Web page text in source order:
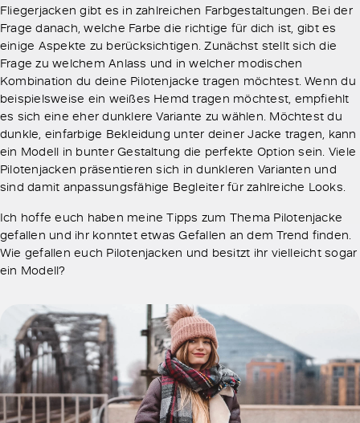
Fliegerjacken gibt es in zahlreichen Farbgestaltungen. Bei der
Frage danach, welche Farbe die richtige für dich ist, gibt es
einige Aspekte zu berücksichtigen. Zunächst stellt sich die
Frage zu welchem Anlass und in welcher modischen
Kombination du deine Pilotenjacke tragen möchtest. Wenn du
beispielsweise ein weißes Hemd tragen möchtest, empfiehlt
es sich eine eher dunklere Variante zu wählen. Möchtest du
dunkle, einfarbige Bekleidung unter deiner Jacke tragen, kann
ein Modell in bunter Gestaltung die perfekte Option sein. Viele
Pilotenjacken präsentieren sich in dunkleren Varianten und
sind damit anpassungsfähige Begleiter für zahlreiche Looks.
Ich hoffe euch haben meine Tipps zum Thema Pilotenjacke
gefallen und ihr konntet etwas Gefallen an dem Trend finden.
Wie gefallen euch Pilotenjacken und besitzt ihr vielleicht sogar
ein Modell?